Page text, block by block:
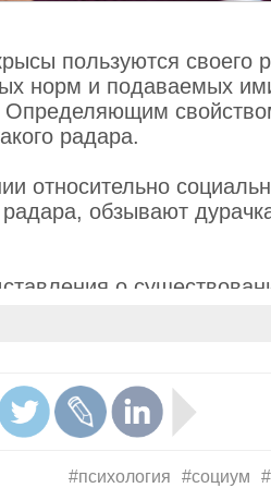
пользуются своего
норм и подаваемых
Определяющим
радара.
относительно
обзывают
о
отмочить что-
который на каждом
внимания на
и смешит, когда в
ужине в
радаром плохо
разных ситуациях.
#психология #социум